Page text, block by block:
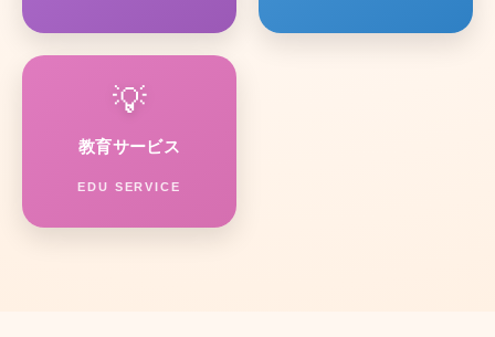
💡
教育サービス
EDU SERVICE